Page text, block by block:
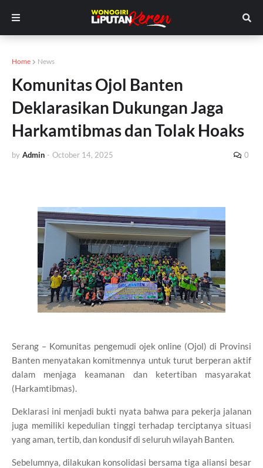
Home News
Komunitas Ojol Banten
Deklarasikan Dukungan Jaga
Harkamtibmas dan Tolak Hoaks
by Admin - October 14, 2025 0
Serang – Komunitas pengemudi ojek online (Ojol) di Provinsi
Banten menyatakan komitmennya untuk turut berperan aktif
dalam menjaga keamanan dan ketertiban masyarakat
(Harkamtibmas).
Deklarasi ini menjadi bukti nyata bahwa para pekerja jalanan
juga memiliki kepedulian tinggi terhadap terciptanya situasi
yang aman, tertib, dan kondusif di seluruh wilayah Banten.
Sebelumnya, dilakukan konsolidasi bersama tiga aliansi besar